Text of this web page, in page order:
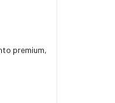
premium,